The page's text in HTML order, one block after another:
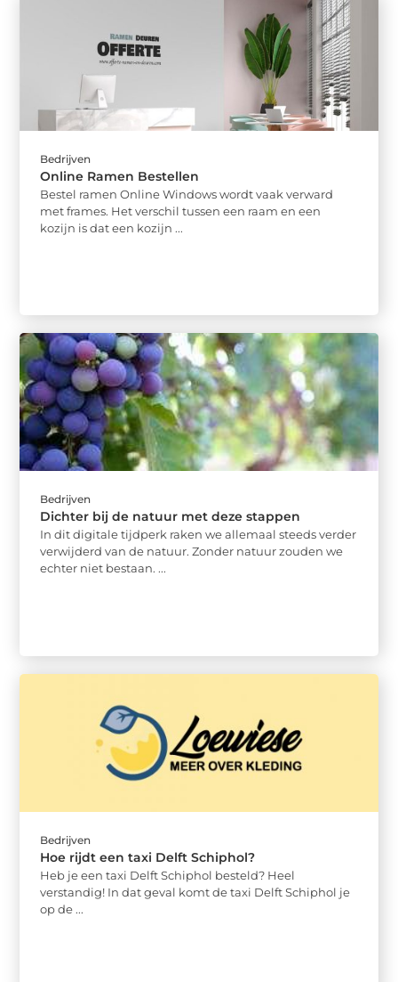
Bedrijven
Online Ramen Bestellen
Bestel ramen Online Windows wordt vaak verward
met frames. Het verschil tussen een raam en een
kozijn is dat een kozijn ...
Bedrijven
Dichter bij de natuur met deze stappen
In dit digitale tijdperk raken we allemaal steeds verder
verwijderd van de natuur. Zonder natuur zouden we
echter niet bestaan. ...
Bedrijven
Hoe rijdt een taxi Delft Schiphol?
Heb je een taxi Delft Schiphol besteld? Heel
verstandig! In dat geval komt de taxi Delft Schiphol je
op de ...